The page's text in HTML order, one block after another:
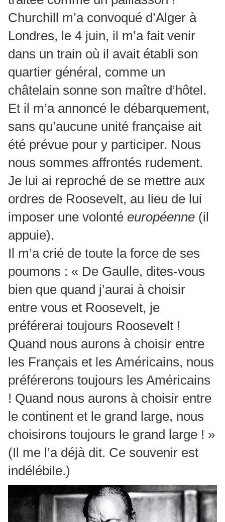
Churchill m’a convoqué d’Alger à
Londres, le 4 juin, il m’a fait venir
dans un train où il avait établi son
quartier général, comme un
châtelain sonne son maître d’hôtel.
Et il m’a annoncé le débarquement,
sans qu’aucune unité française ait
été prévue pour y participer. Nous
nous sommes affrontés rudement.
Je lui ai reproché de se mettre aux
ordres de Roosevelt, au lieu de lui
imposer une volonté européenne (il
appuie).
Il m’a crié de toute la force de ses
poumons : « De Gaulle, dites-vous
bien que quand j’aurai à choisir
entre vous et Roosevelt, je
préférerai toujours Roosevelt !
Quand nous aurons à choisir entre
les Français et les Américains, nous
préférerons toujours les Américains
! Quand nous aurons à choisir entre
le continent et le grand large, nous
choisirons toujours le grand large ! »
(Il me l’a déjà dit. Ce souvenir est
indélébile.)